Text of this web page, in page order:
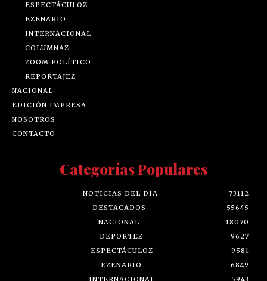
ESPECTÁCULOZ
EZENARIO
INTERNACIONAL
COLUMNAZ
ZOOM POLÍTICO
REPORTAJEZ
NACIONAL
EDICIÓN IMPRESA
NOSOTROS
CONTACTO
Categorías Populares
NOTICIAS DEL DÍA
73112
DESTACADOS
55645
NACIONAL
18070
DEPORTEZ
9627
ESPECTÁCULOZ
9581
EZENARIO
6849
INTERNACIONAL
5943